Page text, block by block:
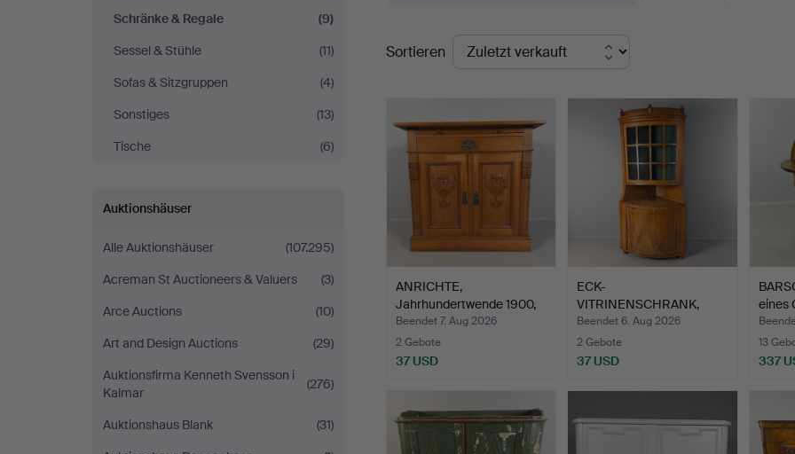
Skandia
Auktion
Schränke & Regale
(9)
Sessel & Stühle
(11)
Sofas & Sitzgruppen
(4)
Sonstiges
(13)
Tische
(6)
Auktionshäuser
Alle Auktionshäuser
(107.295)
Acreman St Auctioneers & Valuers
(3)
Arce Auctions
(10)
Art and Design Auctions
(29)
Auktionsfirma Kenneth Svensson i
Kalmar
(276)
Auktionshaus Blank
(31)
Endpreise
Sortieren
ANRICHTE,
Jahrhundertwende 1900,
Jugendsti…
Beendet 7. Aug 2026
2 Gebote
37 USD
ECK-
VITRINENSCHRANK,
erste Hälfte des 19. …
Beendet 6. Aug 2026
2 Gebote
37 USD
eines
13
337